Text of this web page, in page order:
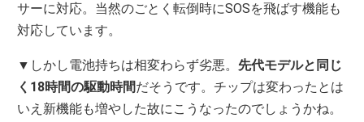
サーに対応。当然のごとく転倒時にSOSを飛ばす機能も
対応しています。
▼しかし電池持ちは相変わらず劣悪。 先代モデルと同じ
く18時間の駆動時間だそうです。チップは変わったとは
いえ新機能も増やした故にこうなったのでしょうかね。